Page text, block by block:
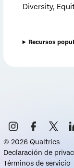
Diversity,
Recursos
© 2026 Qualtrics
Declaración de
Términos de servicio